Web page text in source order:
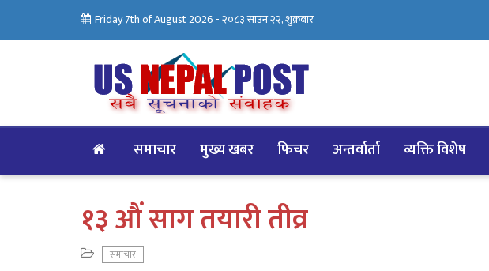
Friday 7th of August 2026 -२०८३ साउन २२, शुक्रबार
समाचार मुख्य खबर फिचर अन्तर्वार्ता व्यक्ति विशेष
१३ औं साग तयारी तीव्र
समाचार